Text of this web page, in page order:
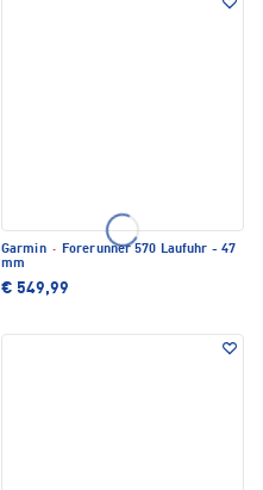
Garmin · Forerunner 570 Laufuhr - 47
mm
€ 549,99